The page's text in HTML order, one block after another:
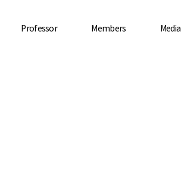
Professor Members Media